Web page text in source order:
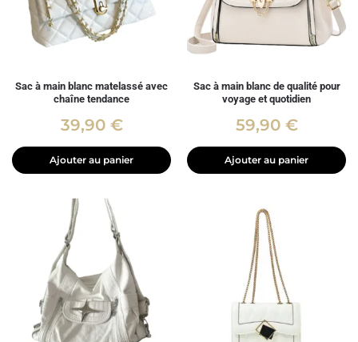
Sac à main blanc matelassé avec
chaîne tendance
39,90 €
Ajouter au panier
Sac à main blanc de qualité pour
voyage et quotidien
59,90 €
Ajouter au panier